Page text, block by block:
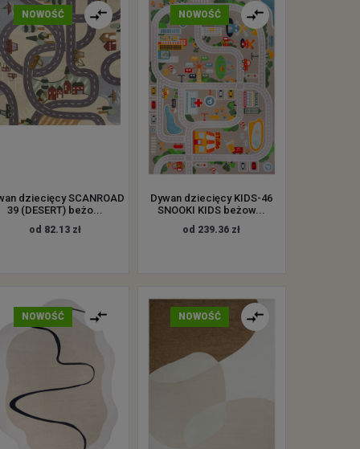
NOWOŚĆ
dziecięcy SCANROAD
39 (DESERT) beżo...
od 82.13 zł
NOWOŚĆ
Dywan dziecięcy KIDS-46
SNOOKI KIDS beżow...
od 239.36 zł
NOWOŚĆ NOWOŚĆ